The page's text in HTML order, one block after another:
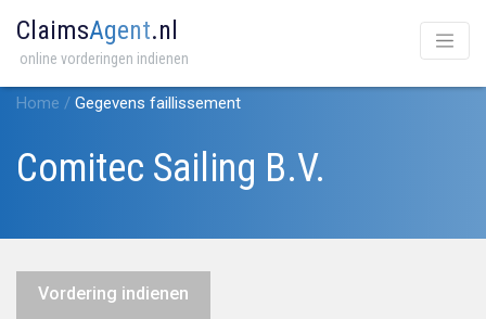
ClaimsAgent.nl
online vorderingen indienen
Home / Gegevens faillissement
Comitec Sailing B.V.
Vordering indienen